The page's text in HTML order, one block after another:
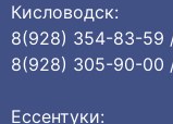
Кисловодск:
8(928) 354-83-59
8(928) 305-90-00
Ессентуки: